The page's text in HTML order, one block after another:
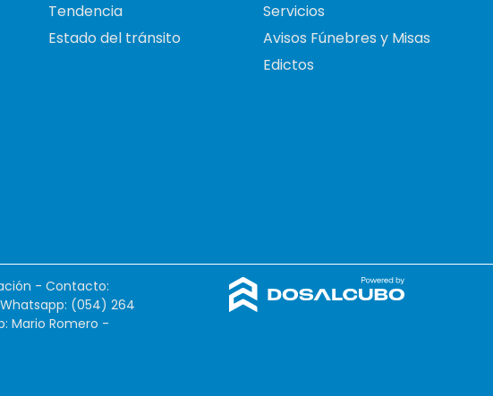
Tendencia
Estado del tránsito
Servicios
Avisos Fúnebres y Misas
Edictos
- Contacto:
Whatsapp: (054) 264
Mario Romero -